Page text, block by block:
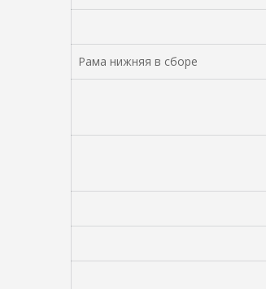
Рама нижняя в сборе